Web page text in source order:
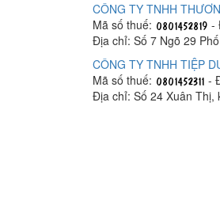
CÔNG TY TNHH
Mã số thuế:
-
Địa chỉ: Số 7 Ngõ 29
CÔNG TY TNHH TIỆP
Mã số thuế:
-
Địa chỉ: Số 24 Xuân Thị,